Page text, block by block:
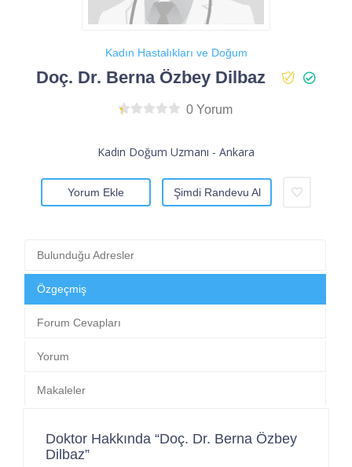
Kadın Hastalıkları ve Doğum
Doç. Dr. Berna Özbey Dilbaz
0 Yorum
Kadın Doğum Uzmanı - Ankara
Yorum Ekle Şimdi Randevu Al
Bulunduğu Adresler
Özgeçmiş
Forum Cevapları
Yorum
Makaleler
Doktor Hakkında “Doç. Dr. Berna Özbey
Dilbaz”